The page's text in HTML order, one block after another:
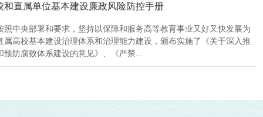
和直属单位基本建设廉政风险防控手册
照中央部署和要求，坚持以保障和服务高等教育事业又好又快发展为
属高校基本建设治理体系和治理能力建设，颁布实施了《关于深入推
预防腐败体系建设的意见》、《严禁...